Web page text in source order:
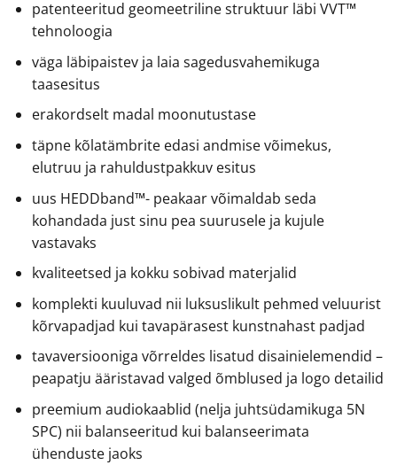
patenteeritud geomeetriline struktuur läbi VVT™
tehnoloogia
väga läbipaistev ja laia sagedusvahemikuga
taasesitus
erakordselt madal moonutustase
täpne kõlatämbrite edasi andmise võimekus,
elutruu ja rahuldustpakkuv esitus
uus HEDDband™- peakaar võimaldab seda
kohandada just sinu pea suurusele ja kujule
vastavaks
kvaliteetsed ja kokku sobivad materjalid
komplekti kuuluvad nii luksuslikult pehmed veluurist
kõrvapadjad kui tavapärasest kunstnahast padjad
tavaversiooniga võrreldes lisatud disainielemendid –
peapatju ääristavad valged õmblused ja logo detailid
preemium audiokaablid (nelja juhtsüdamikuga 5N
SPC) nii balanseeritud kui balanseerimata
ühenduste jaoks